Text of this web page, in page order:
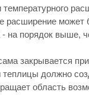
расширение
на порядок выше,
закрывается
должно
область